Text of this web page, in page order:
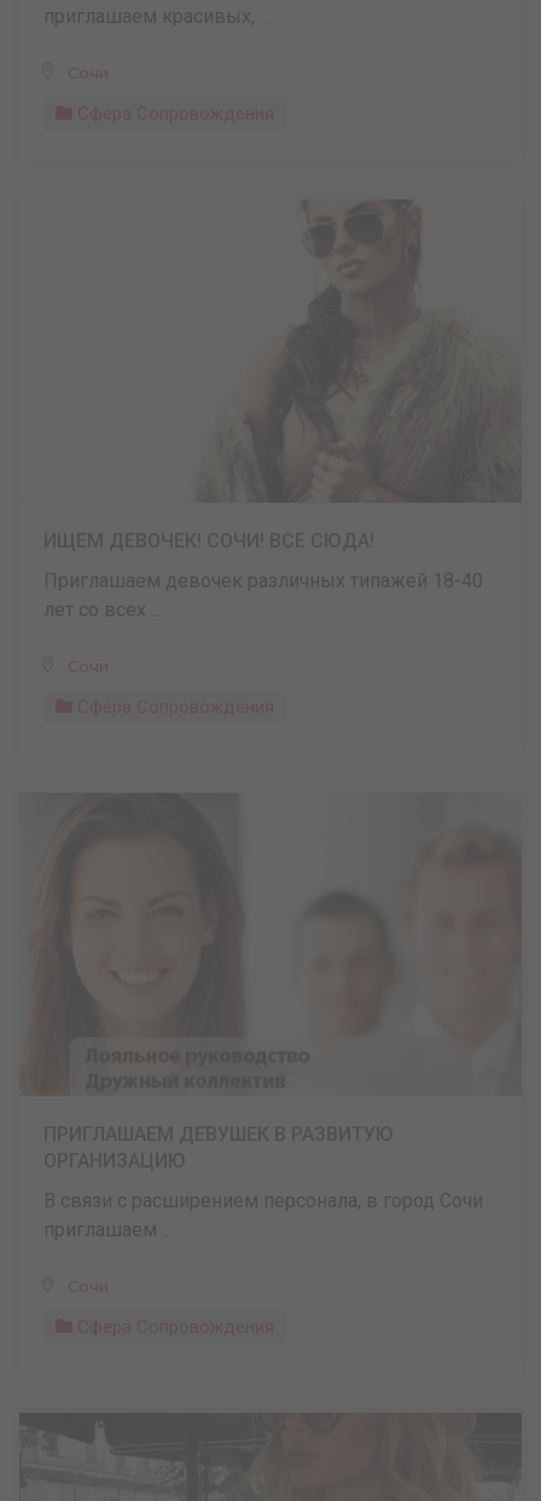
приглашаем красивых, ...
Сочи
Сфера Сопровождения
Приглашаем девочек различных типажей 18-40
лет со всех ...
Сочи
Сфера Сопровождения
В связи с расширением персонала, в город Сочи
приглашаем ...
Сочи
Сфера Сопровождения